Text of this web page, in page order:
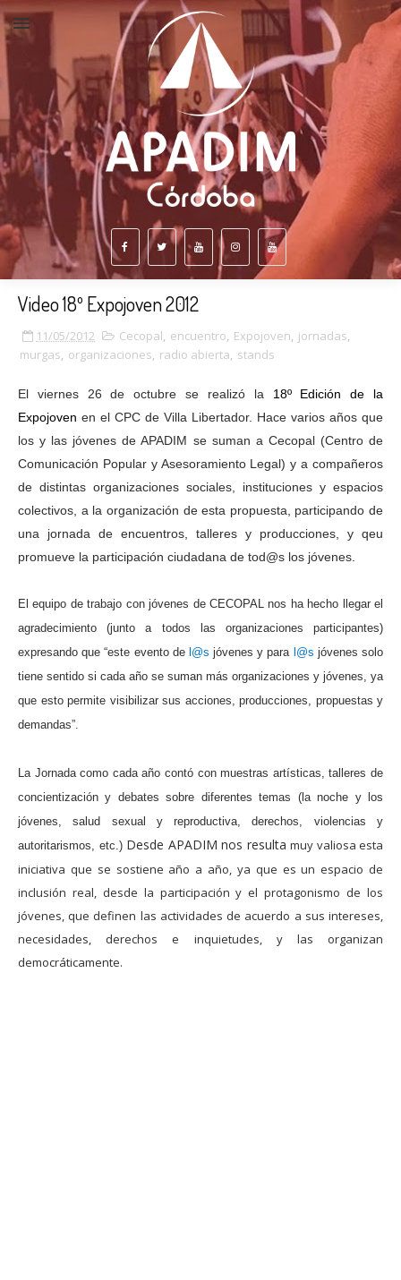
Video 18º Expojoven 2012
11/05/2012 Cecopal, encuentro, Expojoven, jornadas,
murgas, organizaciones, radio abierta, stands
El viernes 26 de octubre se realizó la 18º Edición de la
Expojoven en el CPC de Villa Libertador. Hace varios años que
los y las jóvenes de APADIM se suman a Cecopal (Centro de
Comunicación Popular y Asesoramiento Legal) y a compañeros
de distintas organizaciones sociales, instituciones y espacios
colectivos, a la organización de esta propuesta, participando de
una jornada de encuentros, talleres y producciones, y qeu
promueve la participación ciudadana de tod@s los jóvenes.
El equipo de trabajo con jóvenes de CECOPAL nos ha hecho llegar el
agradecimiento (junto
a todos las organizaciones participantes)
expresando que “este evento de l@s jóvenes y para l@s jóvenes solo
tiene sentido si cada año se suman más organizaciones y jóvenes, ya
que esto permite visibilizar sus acciones, producciones, propuestas y
demandas”.
La Jornada como cada año contó con muestras artísticas, talleres de
concientización y debates sobre diferentes temas (lanoche y los
jóvenes, salud sexual y reproductiva, derechos, violencias y
autoritarismos, etc.) Desde APADIM nos resulta muy valiosa esta
iniciativa que se sostiene año a año, ya que es un espacio de
inclusión real, desde la participación y el protagonismo de los
jóvenes, que definen las actividades de acuerdo a sus intereses,
necesidades, derechos e inquietudes, y las organizan
democráticamente.